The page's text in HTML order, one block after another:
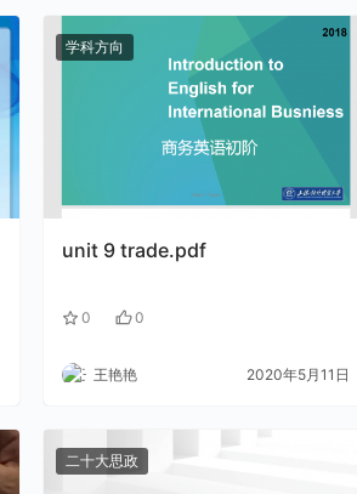
学科方向
unit 9 trade.pdf
0 0
王艳艳 2020年5月11日
二十大思政